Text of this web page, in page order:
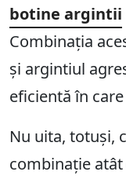
botine argintii
Combinația
și argintiul
eficientă în
Nu uita, totuși,
combinație